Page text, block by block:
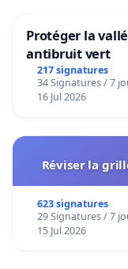
Protéger la
antibruit vert
217 signatures
34 Signatures / 7
16 Jul 2026
Réviser la
623 signatures
29 Signatures / 7
15 Jul 2026